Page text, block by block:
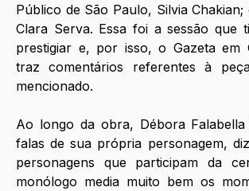
Público de São Paulo, Silvia Chakian;
Clara Serva. Essa foi a sessão que
prestigiar e, por isso, o Gazeta em
traz comentários referentes à
mencionado.
Ao longo da obra, Débora
falas de sua própria personagem,
personagens que participam da
monólogo media muito bem os